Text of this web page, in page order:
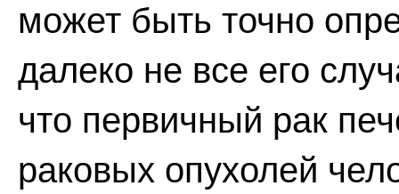
может быть точно
далеко не все его
что первичный рак
раковых опухолей